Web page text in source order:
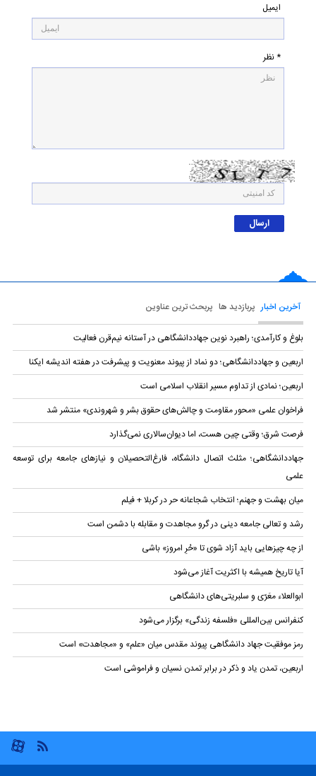
ایمیل
* نظر
آخرین اخبار پربازدید ها پربحث ترین عناوین
بلوغ و کارآمدی؛ راهبرد نوین جهاددانشگاهی در آستانه نیم‌قرن فعالیت
اربعین و جهاددانشگاهی؛ دو نماد از پیوند معنویت و پیشرفت در هفته اندیشه ایکنا
اربعین؛ نمادی از تداوم مسیر انقلاب اسلامی است
فراخوان علمی «محور مقاومت و چالش‌های حقوق بشر و شهروندی» منتشر شد
فرصت شرق؛ وقتی چین هست، اما دیوان‌سالاری نمی‌گذارد
جهاددانشگاهی؛ مثلث اتصال دانشگاه، فارغ‌التحصیلان و نیازهای جامعه برای توسعه
علمی
میان بهشت و جهنم؛ انتخاب شجاعانه حر در کربلا + فیلم
رشد و تعالی جامعه دینی در گرو مجاهدت و مقابله با دشمن است
از چه چیزهایی باید آزاد شوی تا «حُرِ امروز» باشی
آیا تاریخ همیشه با اکثریت آغاز می‌شود
ابوالعلاء معَرّی و سلبریتی‌های دانشگاهی
کنفرانس بین‌المللی «فلسفه زندگی» برگزار می‌شود
رمز موفقیت جهاد دانشگاهی پیوند مقدس میان «علم» و «مجاهدت» است
اربعین، تمدن یاد و ذکر در برابر تمدن نسیان و فراموشی است